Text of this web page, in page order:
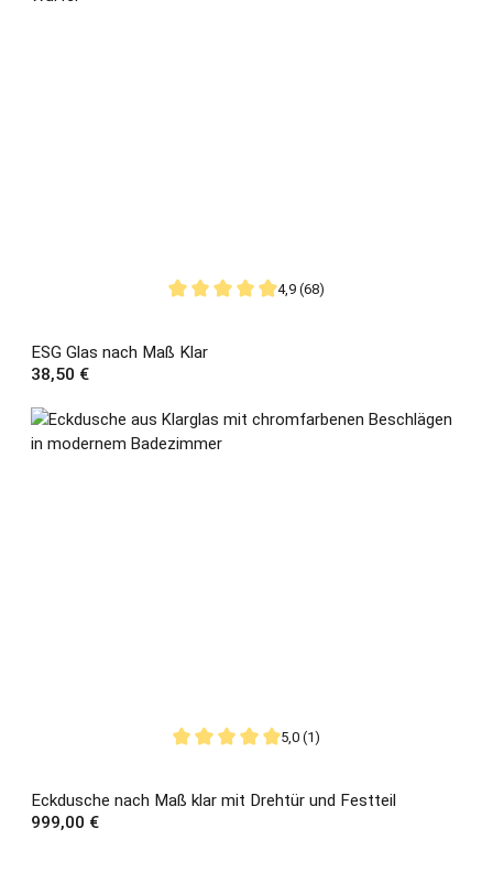
4,9 (68)
ESG Glas nach Maß Klar
Regulärer Preis:
38,50 €
5,0 (1)
Eckdusche nach Maß klar mit Drehtür und Festteil
Regulärer Preis:
999,00 €